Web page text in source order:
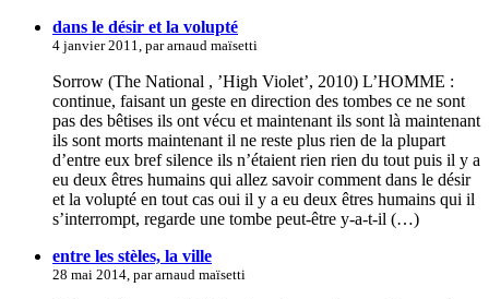
dans le désir et la volupté
4 janvier 2011, par arnaud maïsetti
Sorrow (The National , ’High Violet’, 2010) L’HOMME :
continue, faisant un geste en direction des tombes ce ne sont
pas des bêtises ils ont vécu et maintenant ils sont là maintenant
ils sont morts maintenant il ne reste plus rien de la plupart
d’entre eux bref silence ils n’étaient rien rien du tout puis il y a
eu deux êtres humains qui allez savoir comment dans le désir
et la volupté en tout cas oui il y a eu deux êtres humains qui il
s’interrompt, regarde une tombe peut-être y-a-t-il (…)
entre les stèles, la ville
28 mai 2014, par arnaud maïsetti